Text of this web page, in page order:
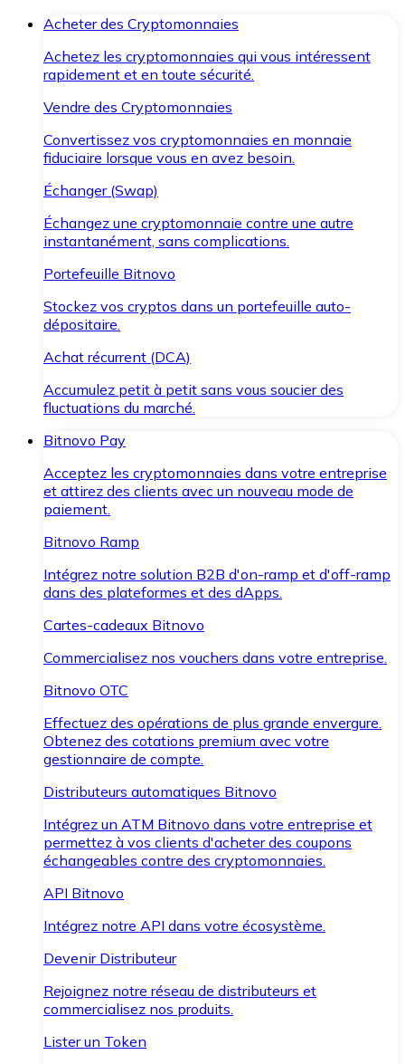
Acheter des Cryptomonnaies
Achetez les cryptomonnaies qui vous intéressent
rapidement et en toute sécurité.
Vendre des Cryptomonnaies
Convertissez vos cryptomonnaies en monnaie
fiduciaire lorsque vous en avez besoin.
Échanger (Swap)
Échangez une cryptomonnaie contre une autre
instantanément, sans complications.
Portefeuille Bitnovo
Stockez vos cryptos dans un portefeuille auto-
dépositaire.
Achat récurrent (DCA)
Accumulez petit à petit sans vous soucier des
fluctuations du marché.
Bitnovo Pay
Acceptez les cryptomonnaies dans votre entreprise
et attirez des clients avec un nouveau mode de
paiement.
Bitnovo Ramp
Intégrez notre solution B2B d'on-ramp et d'off-ramp
dans des plateformes et des dApps.
Cartes-cadeaux Bitnovo
Commercialisez nos vouchers dans votre entreprise.
Bitnovo OTC
Effectuez des opérations de plus grande envergure.
Obtenez des cotations premium avec votre
gestionnaire de compte.
Distributeurs automatiques Bitnovo
Intégrez un ATM Bitnovo dans votre entreprise et
permettez à vos clients d'acheter des coupons
échangeables contre des cryptomonnaies.
API Bitnovo
Intégrez notre API dans votre écosystème.
Devenir Distributeur
Rejoignez notre réseau de distributeurs et
commercialisez nos produits.
Lister un Token